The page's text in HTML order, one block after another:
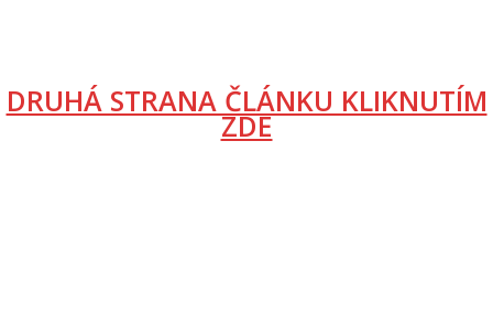
DRUHÁ STRANA ČLÁNKU KLIKNUTÍM
ZDE